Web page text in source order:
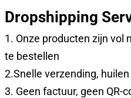
Dropshipping
1. Onze producten zijn vol
te bestellen
2.Snelle verzending,
3. Geen factuur, geen QR-